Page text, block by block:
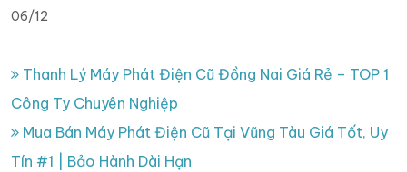
06/12
Thanh Lý Máy Phát Điện Cũ Đồng Nai Giá Rẻ – TOP 1
Công Ty Chuyên Nghiệp
Mua Bán Máy Phát Điện Cũ Tại Vũng Tàu Giá Tốt, Uy
Tín #1 | Bảo Hành Dài Hạn